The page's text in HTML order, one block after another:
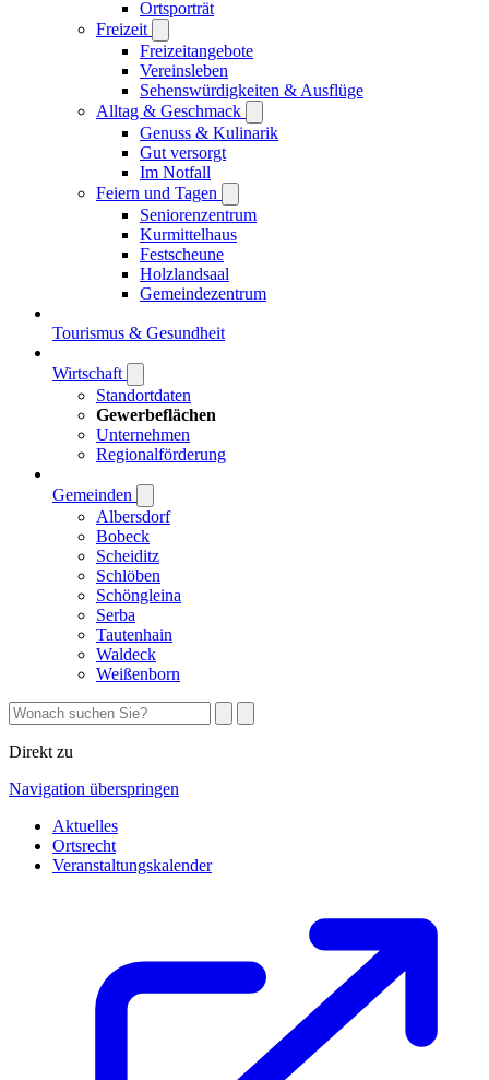
Ortsporträt
Freizeit
Freizeitangebote
Vereinsleben
Sehenswürdigkeiten & Ausflüge
Alltag & Geschmack
Genuss & Kulinarik
Gut versorgt
Im Notfall
Feiern und Tagen
Seniorenzentrum
Kurmittelhaus
Festscheune
Holzlandsaal
Gemeindezentrum
Tourismus & Gesundheit
Wirtschaft
Standortdaten
Gewerbeflächen
Unternehmen
Regionalförderung
Gemeinden
Albersdorf
Bobeck
Scheiditz
Schlöben
Schöngleina
Serba
Tautenhain
Waldeck
Weißenborn
Direkt zu
Navigation überspringen
Aktuelles
Ortsrecht
Veranstaltungskalender